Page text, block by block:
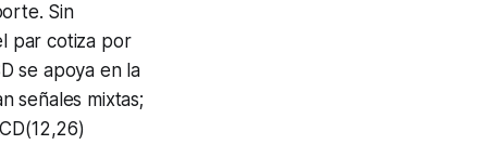
Sin
par cotiza por
se apoya en la
señales mixtas;